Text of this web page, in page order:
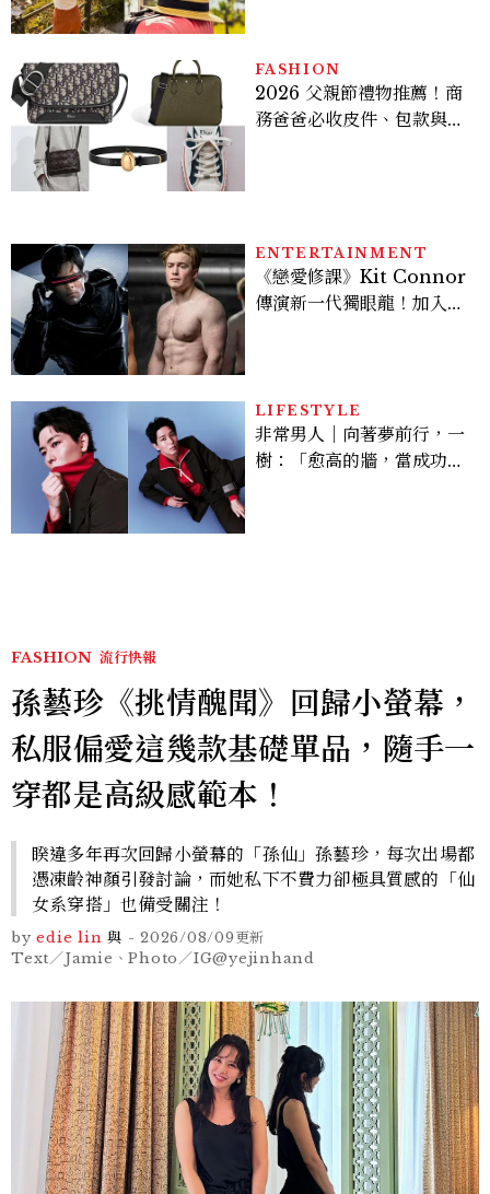
FASHION
2026 父親節禮物推薦！商
務爸爸必收皮件、包款與鞋
ENTERTAINMENT
《戀愛修課》Kit Connor
傳演新一代獨眼龍！加入新
LIFESTYLE
非常男人｜向著夢前行，一
樹：「愈高的牆，當成功爬
FASHION 流行快報
孫藝珍《挑情醜聞》回歸小螢幕，
私服偏愛這幾款基礎單品，隨手一
穿都是高級感範本！
睽違多年再次回歸小螢幕的「孫仙」孫藝珍，每次出場都
憑凍齡神顏引發討論，而她私下不費力卻極具質感的「仙
女系穿搭」也備受關注！
by edie lin 與 - 2026/08/09更新
Text／Jamie、Photo／IG@yejinhand